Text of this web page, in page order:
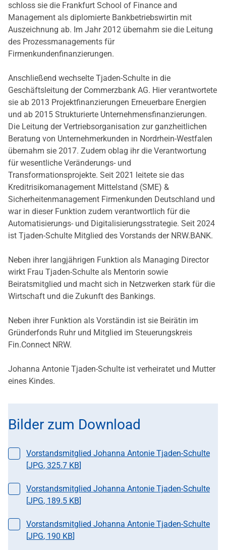
schloss sie die Frankfurt School of Finance and
Management als diplomierte Bankbetriebswirtin mit
Auszeichnung ab. Im Jahr 2012 übernahm sie die Leitung
des Prozessmanagements für
Firmenkundenfinanzierungen.
Anschließend wechselte Tjaden-Schulte in die
Geschäftsleitung der Commerzbank AG. Hier verantwortete
sie ab 2013 Projektfinanzierungen Erneuerbare Energien
und ab 2015 Strukturierte Unternehmensfinanzierungen.
Die Leitung der Vertriebsorganisation zur ganzheitlichen
Beratung von Unternehmerkunden in Nordrhein-Westfalen
übernahm sie 2017. Zudem oblag ihr die Verantwortung
für wesentliche Veränderungs- und
Transformationsprojekte. Seit 2021 leitete sie das
Kreditrisikomanagement Mittelstand (SME) &
Sicherheitenmanagement Firmenkunden Deutschland und
war in dieser Funktion zudem verantwortlich für die
Automatisierungs- und Digitalisierungsstrategie. Seit 2024
ist Tjaden-Schulte Mitglied des Vorstands der NRW.BANK.
Neben ihrer langjährigen Funktion als Managing Director
wirkt Frau Tjaden-Schulte als Mentorin sowie
Beiratsmitglied und macht sich in Netzwerken stark für die
Wirtschaft und die Zukunft des Bankings.
Neben ihrer Funktion als Vorständin ist sie Beirätin im
Gründerfonds Ruhr und Mitglied im Steuerungskreis
Fin.Connect NRW.
Johanna Antonie Tjaden-Schulte ist verheiratet und Mutter
eines Kindes.
Bilder zum Download
Datei auswählen
Vorstandsmitglied Johanna Antonie Tjaden-Schulte
[JPG, 325.7 KB]
Datei auswählen
Vorstandsmitglied Johanna Antonie Tjaden-Schulte
[JPG, 189.5 KB]
Datei auswählen
Vorstandsmitglied Johanna Antonie Tjaden-Schulte
[JPG, 190 KB]